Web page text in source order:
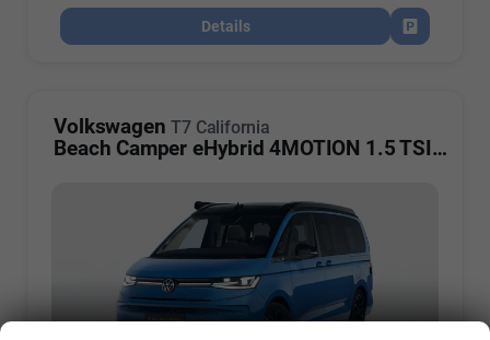
Details
Fahrzeug
Volkswagen T7 California
Beach Camper eHybrid 4MOTION 1.5 TSI Plus